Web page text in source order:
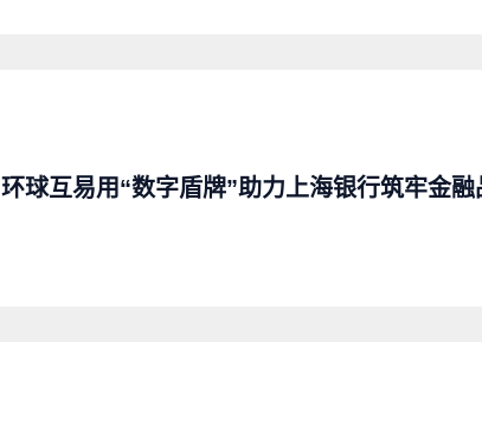
环球互易用“数字盾牌”助力上海银行筑牢金